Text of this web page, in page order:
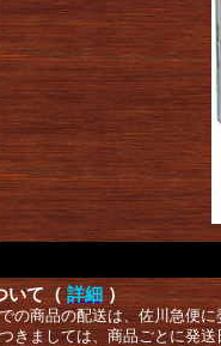
いて（ 詳細 ）
の商品の配送は、佐川急便
きましては、商品ごとに発